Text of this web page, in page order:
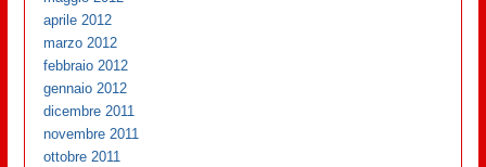
aprile 2012
marzo 2012
febbraio 2012
gennaio 2012
dicembre 2011
novembre 2011
ottobre 2011